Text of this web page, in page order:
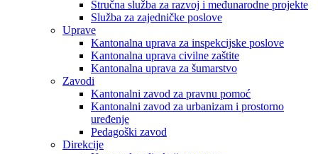
Stručna služba za razvoj i međunarodne projekte
Služba za zajedničke poslove
Uprave
Kantonalna uprava za inspekcijske poslove
Kantonalna uprava civilne zaštite
Kantonalna uprava za šumarstvo
Zavodi
Kantonalni zavod za pravnu pomoć
Kantonalni zavod za urbanizam i prostorno
uređenje
Pedagoški zavod
Direkcije